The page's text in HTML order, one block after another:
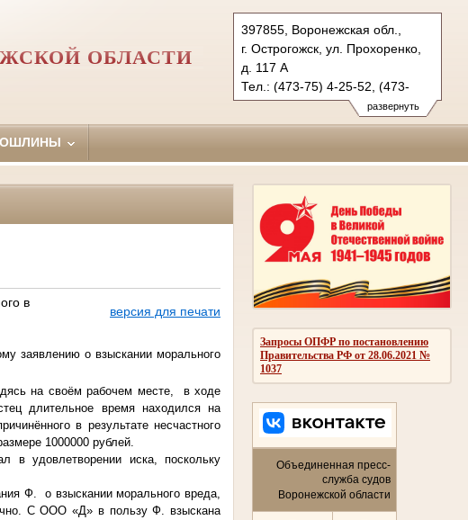
развернуть
397855, Воронежская обл.,
г. Острогожск, ул. Прохоренко,
д. 117 А
Тел.: (473-75) 4-25-52, (473-
74) 2-18-41, (47375) 4-01-
32 (ф.)
ОБЛАСТИ
Запросы ОПФР по постановлению
Правительства РФ от 28.06.2021 №
1037
Объединенная пресс-
служба судов
Воронежской области
в
версия для печати
заявлению о взыскании морального
на своём рабочем месте, в ходе
длительное время находился на
в результате несчастного
1000000 рублей.
в удовлетворении иска, поскольку
Ф. о взыскании морального вреда,
С ООО «Д» в пользу Ф. взыскана